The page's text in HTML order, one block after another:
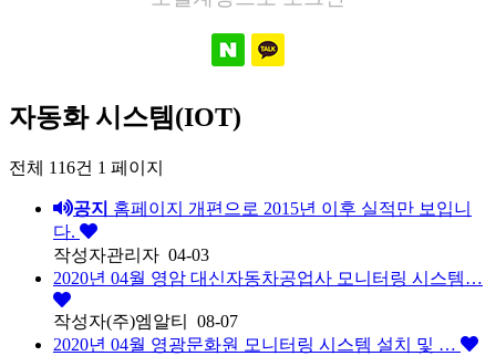
자동화 시스템(IOT)
전체 116건 1 페이지
공지 홈페이지 개편으로 2015년 이후 실적만 보입니
다.
작성자관리자 04-03
2020년 04월 영암 대신자동차공업사 모니터링 시스템…
작성자(주)엠알티
08-07
2020년 04월 영광문화원 모니터링 시스템 설치 및 …